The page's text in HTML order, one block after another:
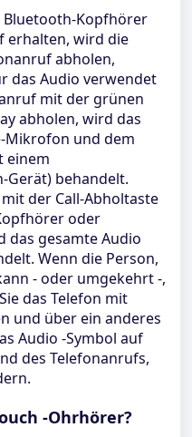
Bluetooth-Kopfhörer
erhalten, wird die
abholen,
das Audio verwendet
mit der grünen
abholen, wird das
Mikrofon und dem
einem
Gerät) behandelt.
der Call-Abholtaste
oder
das gesamte Audio
Wenn die Person,
- oder umgekehrt -,
das Telefon mit
und über ein anderes
Audio -Symbol auf
des Telefonanrufs,
-Ohrhörer?